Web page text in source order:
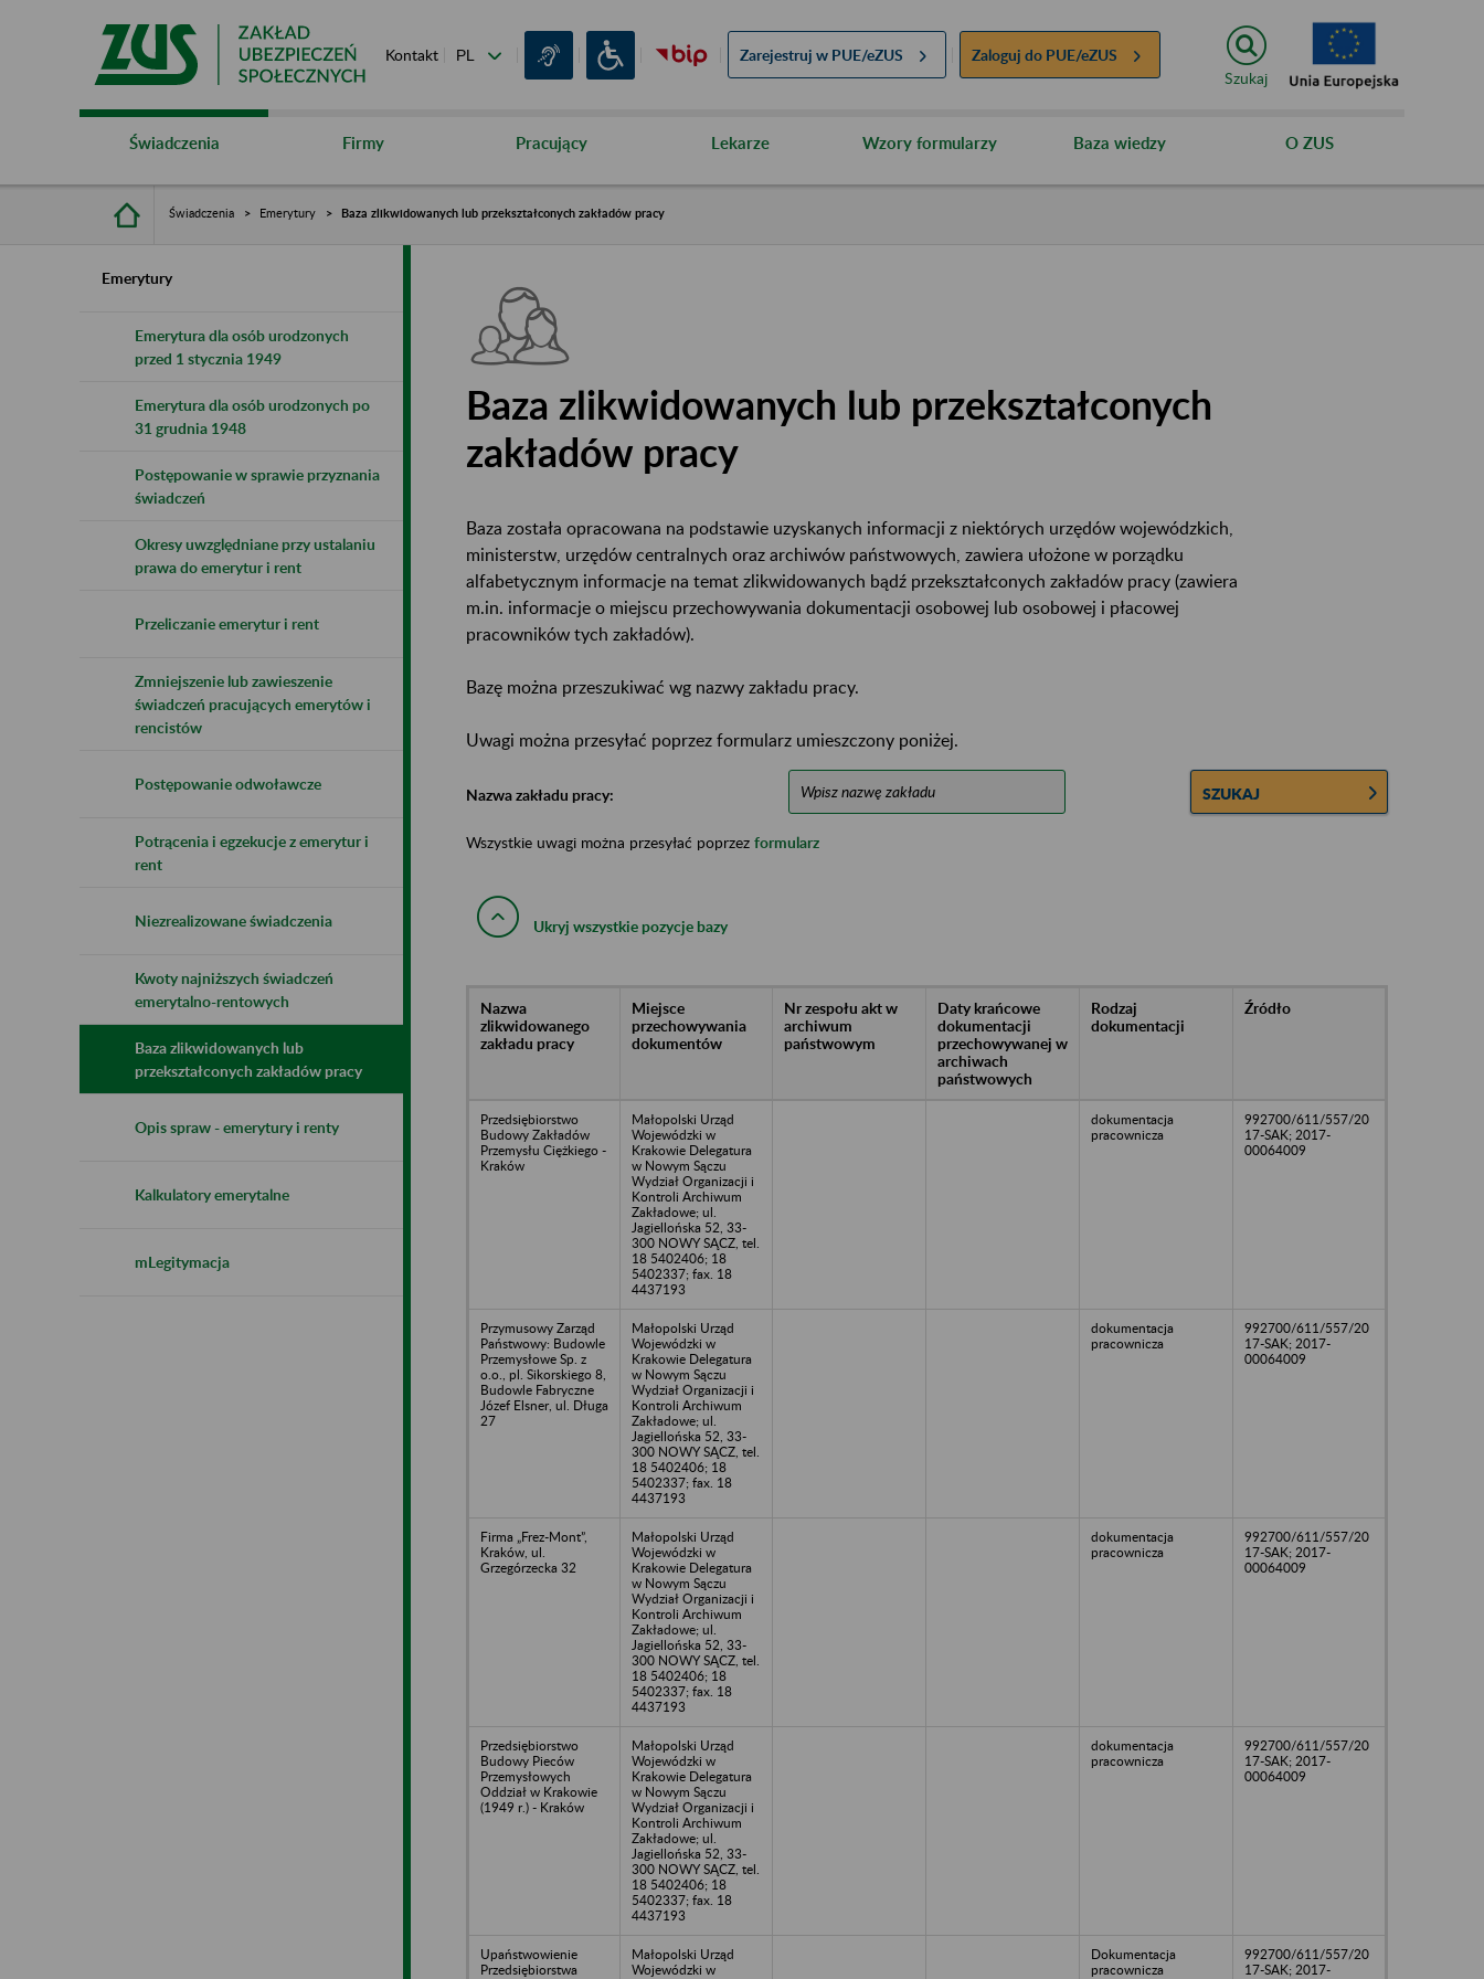
Kontakt Zarejestruj w PUE/eZUS Zaloguj do PUE/eZUS
Szukaj
Świadczenia Firmy Pracujący Lekarze Wzory formularzy Baza wiedzy O ZUS
Świadczenia Emerytury Baza zlikwidowanych lub przekształconych zakładów pracy
Emerytury
Emerytura dla osób urodzonych
przed 1 stycznia 1949
Emerytura dla osób urodzonych po
31 grudnia 1948
Postępowanie w sprawie przyznania
świadczeń
Okresy uwzględniane przy ustalaniu
prawa do emerytur i rent
Przeliczanie emerytur i rent
Zmniejszenie lub zawieszenie
świadczeń pracujących emerytów i
rencistów
Postępowanie odwoławcze
Potrącenia i egzekucje z emerytur i
rent
Niezrealizowane świadczenia
Kwoty najniższych świadczeń
emerytalno-rentowych
Baza zlikwidowanych lub
przekształconych zakładów pracy
Opis spraw - emerytury i renty
Kalkulatory emerytalne
mLegitymacja
Baza zlikwidowanych lub przekształconych
zakładów pracy
Baza została opracowana na podstawie uzyskanych informacji z niektórych urzędów wojewódzkich,
ministerstw, urzędów centralnych oraz archiwów państwowych, zawiera ułożone w porządku
alfabetycznym informacje na temat zlikwidowanych bądź przekształconych zakładów pracy (zawiera
m.in. informacje o miejscu przechowywania dokumentacji osobowej lub osobowej i płacowej
pracowników tych zakładów).
Bazę można przeszukiwać wg nazwy zakładu pracy.
Uwagi można przesyłać poprzez formularz umieszczony poniżej.
Nazwa zakładu pracy: SZUKAJ
Wszystkie uwagi można przesyłać poprzez formularz
Ukryj wszystkie pozycje bazy
Nazwa
zlikwidowanego
zakładu pracy
Miejsce
przechowywania
dokumentów
Nr zespołu akt w
archiwum
państwowym
Daty krańcowe
dokumentacji
przechowywanej w
archiwach
państwowych
Rodzaj
dokumentacji
Źródło
Przedsiębiorstwo
Budowy Zakładów
Przemysłu Ciężkiego -
Kraków
Małopolski Urząd
Wojewódzki w
Krakowie Delegatura
w Nowym Sączu
Wydział Organizacji i
Kontroli Archiwum
Zakładowe; ul.
Jagiellońska 52, 33-
300 NOWY SĄCZ, tel.
18 5402406; 18
5402337; fax. 18
4437193
dokumentacja
pracownicza
992700/611/557/20
17-SAK; 2017-
00064009
Przymusowy Zarząd
Państwowy: Budowle
Przemysłowe Sp. z
o.o., pl. Sikorskiego 8,
Budowle Fabryczne
Józef Elsner, ul. Długa
27
Małopolski Urząd
Wojewódzki w
Krakowie Delegatura
w Nowym Sączu
Wydział Organizacji i
Kontroli Archiwum
Zakładowe; ul.
Jagiellońska 52, 33-
300 NOWY SĄCZ, tel.
18 5402406; 18
5402337; fax. 18
4437193
dokumentacja
pracownicza
992700/611/557/20
17-SAK; 2017-
00064009
Firma „Frez-Mont”,
Kraków, ul.
Grzegórzecka 32
Małopolski Urząd
Wojewódzki w
Krakowie Delegatura
w Nowym Sączu
Wydział Organizacji i
Kontroli Archiwum
Zakładowe; ul.
Jagiellońska 52, 33-
300 NOWY SĄCZ, tel.
18 5402406; 18
5402337; fax. 18
4437193
dokumentacja
pracownicza
992700/611/557/20
17-SAK; 2017-
00064009
Przedsiębiorstwo
Budowy Pieców
Przemysłowych
Oddział w Krakowie
(1949 r.) - Kraków
Małopolski Urząd
Wojewódzki w
Krakowie Delegatura
w Nowym Sączu
Wydział Organizacji i
Kontroli Archiwum
Zakładowe; ul.
Jagiellońska 52, 33-
300 NOWY SĄCZ, tel.
18 5402406; 18
5402337; fax. 18
4437193
dokumentacja
pracownicza
992700/611/557/20
17-SAK; 2017-
00064009
Upaństwowienie
Przedsiębiorstwa
Małopolski Urząd
Wojewódzki w
Dokumentacja
pracownicza
992700/611/557/20
17-SAK; 2017-